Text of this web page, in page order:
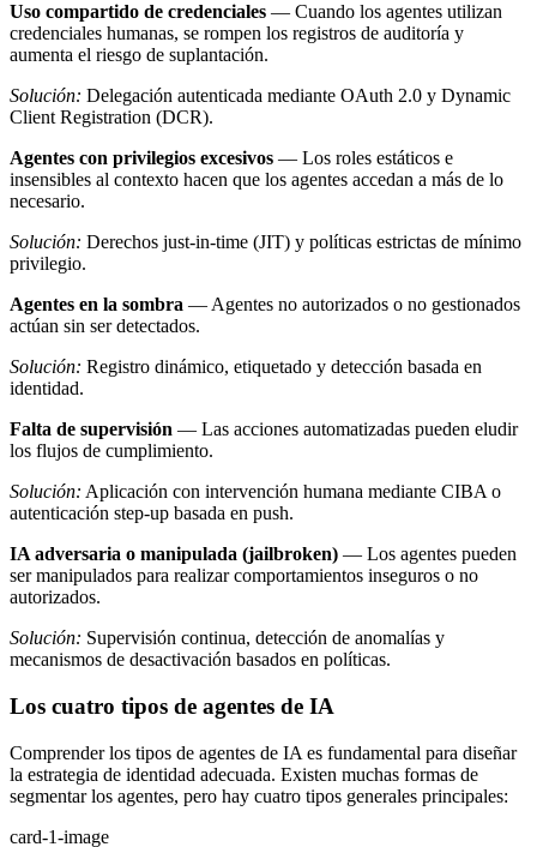
Uso compartido de credenciales — Cuando los agentes utilizan
credenciales humanas, se rompen los registros de auditoría y
aumenta el riesgo de suplantación.
Solución: Delegación autenticada mediante OAuth 2.0 y Dynamic
Client Registration (DCR).
Agentes con privilegios excesivos — Los roles estáticos e
insensibles al contexto hacen que los agentes accedan a más de lo
necesario.
Solución: Derechos just-in-time (JIT) y políticas estrictas de mínimo
privilegio.
Agentes en la sombra — Agentes no autorizados o no gestionados
actúan sin ser detectados.
Solución: Registro dinámico, etiquetado y detección basada en
identidad.
Falta de supervisión — Las acciones automatizadas pueden eludir
los flujos de cumplimiento.
Solución: Aplicación con intervención humana mediante CIBA o
autenticación step-up basada en push.
IA adversaria o manipulada (jailbroken) — Los agentes pueden
ser manipulados para realizar comportamientos inseguros o no
autorizados.
Solución: Supervisión continua, detección de anomalías y
mecanismos de desactivación basados en políticas.
Los cuatro tipos de agentes de IA
Comprender los tipos de agentes de IA es fundamental para diseñar
la estrategia de identidad adecuada. Existen muchas formas de
segmentar los agentes, pero hay cuatro tipos generales principales:
card-1-image